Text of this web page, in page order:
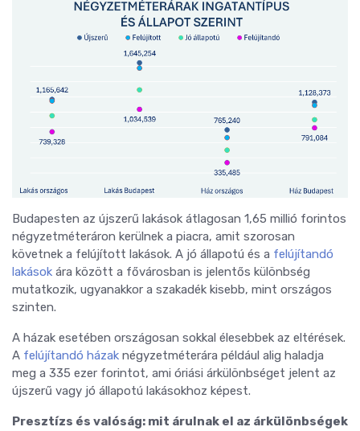
Budapesten az újszerű lakások átlagosan 1,65 millió forintos
négyzetméteráron kerülnek a piacra, amit szorosan
követnek a felújított lakások. A jó állapotú és a felújítandó
lakások ára között a fővárosban is jelentős különbség
mutatkozik, ugyanakkor a szakadék kisebb, mint országos
szinten.
A házak esetében országosan sokkal élesebbek az eltérések.
A felújítandó házak négyzetméterára például alig haladja
meg a 335 ezer forintot, ami óriási árkülönbséget jelent az
újszerű vagy jó állapotú lakásokhoz képest.
Presztízs és valóság: mit árulnak el az árkülönbségek